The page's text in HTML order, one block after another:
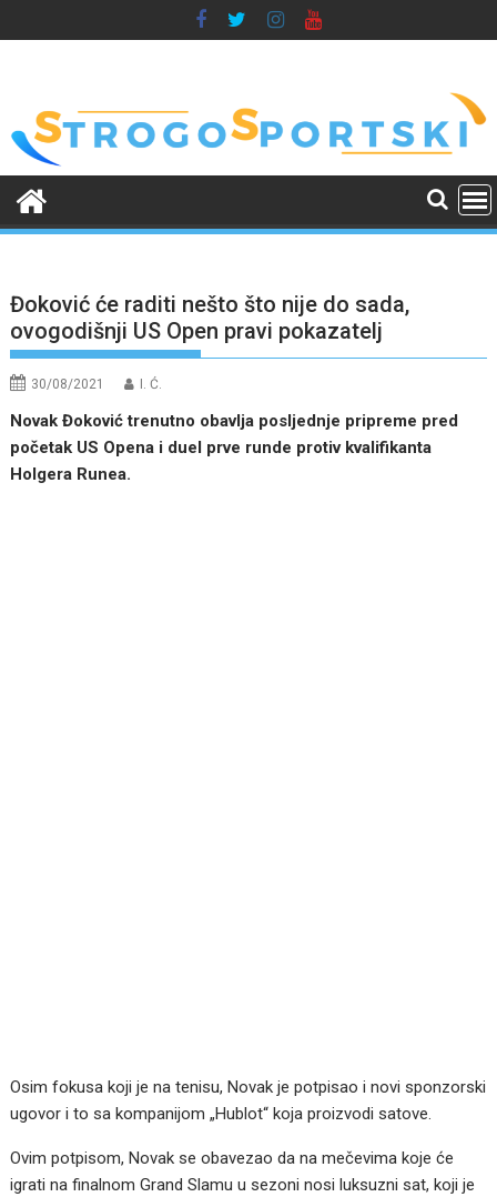
to
Đoković će raditi nešto što nije do sada,
ovogodišnji US Open pravi pokazatelj
30/08/2021 I. Ć.
Novak Đoković trenutno obavlja posljednje pripreme pred
početak US Opena i duel prve runde protiv kvalifikanta
Holgera Runea.
Osim fokusa koji je na tenisu, Novak je potpisao i novi sponzorski
ugovor i to sa kompanijom „Hublot“ koja proizvodi satove.
Ovim potpisom, Novak se obavezao da na mečevima koje će
igrati na finalnom Grand Slamu u sezoni nosi luksuzni sat, koji je